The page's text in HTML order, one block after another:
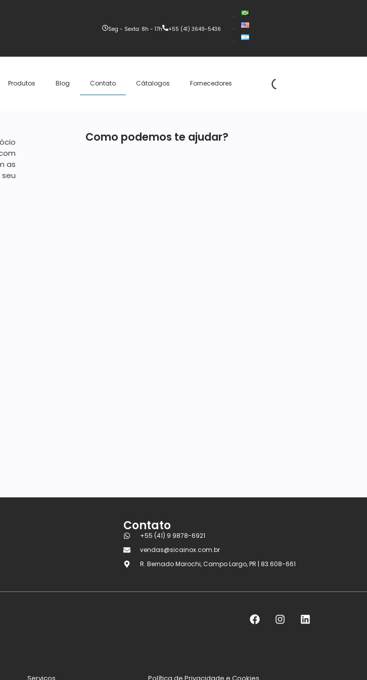
Seg - Sexta: 8h - 17h +55 (41) 3649-5436
Produtos Blog Contato Cátalogos Fornecedores
as
Como podemos te ajudar?
Contato
+55 (41) 9 9878-6921
vendas@sicainox.com.br
R. Bernado Marochi, Campo Largo, PR | 83.608-661